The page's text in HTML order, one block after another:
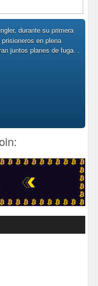
durante su primera
en plena
juntos planes de fuga. .